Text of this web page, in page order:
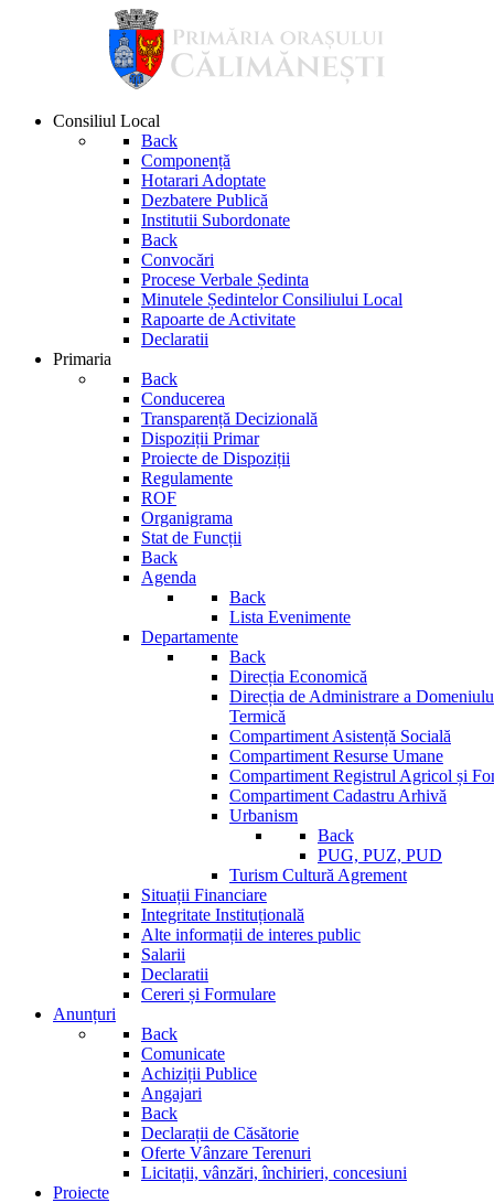
Consiliul Local
Back
Componență
Hotarari Adoptate
Dezbatere Publică
Institutii Subordonate
Back
Convocări
Procese Verbale Ședinta
Minutele Ședintelor Consiliului Local
Rapoarte de Activitate
Declaratii
Primaria
Back
Conducerea
Transparență Decizională
Dispoziții Primar
Proiecte de Dispoziții
Regulamente
ROF
Organigrama
Stat de Funcții
Back
Agenda
Back
Lista Evenimente
Departamente
Back
Direcția Economică
Direcția de Administrare a
Termică
Compartiment Asistență Socială
Compartiment Resurse Umane
Compartiment Registrul Agricol și
Compartiment Cadastru Arhivă
Urbanism
Back
PUG, PUZ, PUD
Turism Cultură Agrement
Situații Financiare
Integritate Instituțională
Alte informații de interes public
Salarii
Declaratii
Cereri și Formulare
Anunțuri
Back
Comunicate
Achiziții Publice
Angajari
Back
Declarații de Căsătorie
Oferte Vânzare Terenuri
Licitații, vânzări, închirieri, concesiuni
Proiecte